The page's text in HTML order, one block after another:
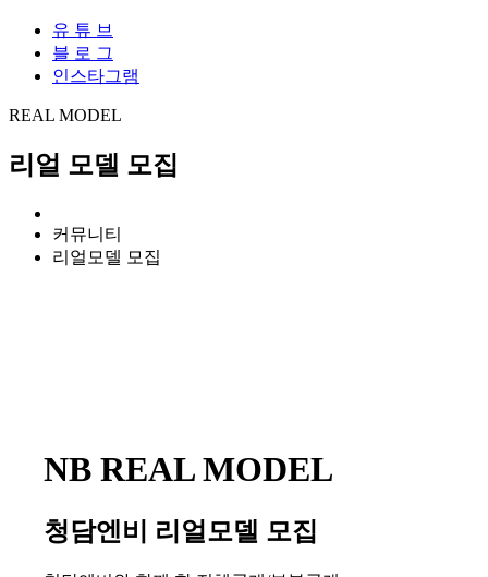
유 튜 브
블 로 그
인스타그램
REAL MODEL
리얼 모델 모집
커뮤니티
리얼모델 모집
NB REAL MODEL
청담엔비 리얼모델 모집